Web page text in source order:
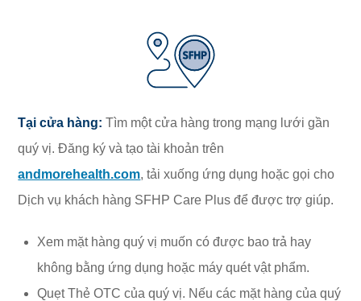
Tại cửa hàng:Tìm một cửa hàng trong mạng lưới gần
quý vị. Đăng ký và tạo tài khoản trên
andmorehealth.com, tải xuống ứng dụng hoặc gọi cho
Dịch vụ khách hàng SFHP Care Plus để được trợ giúp.
Xem mặt hàng quý vị muốn có được bao trả hay
không bằng ứng dụng hoặc máy quét vật phẩm.
Quẹt Thẻ OTC của quý vị. Nếu các mặt hàng của quý